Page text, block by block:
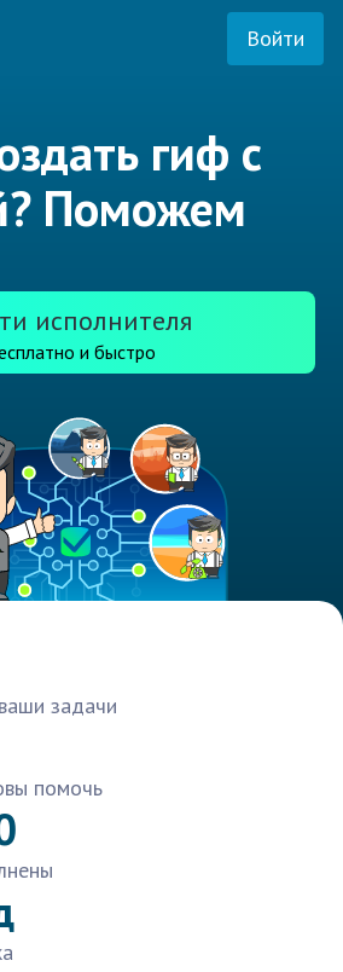
Войти
гиф с
Поможем
исполнителя
и быстро
задачи
помочь